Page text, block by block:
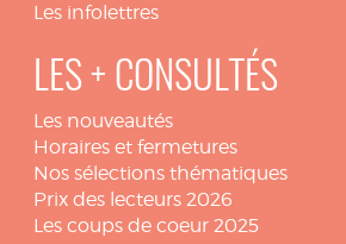
Les infolettres
LES + CONSULTÉS
Les nouveautés
Horaires et fermetures
Nos sélections thématiques
Prix des lecteurs 2026
Les coups de coeur 2025